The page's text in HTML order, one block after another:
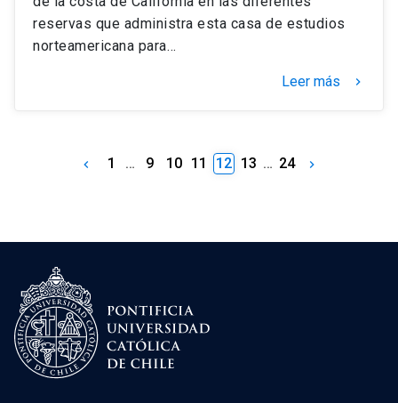
reservas que administra esta casa de estudios
norteamericana para…
Leer más keyboard_arrow_right
keyboard_arrow_left 1 … 9 10 11 12 13 … 24 keyboard_arrow_right